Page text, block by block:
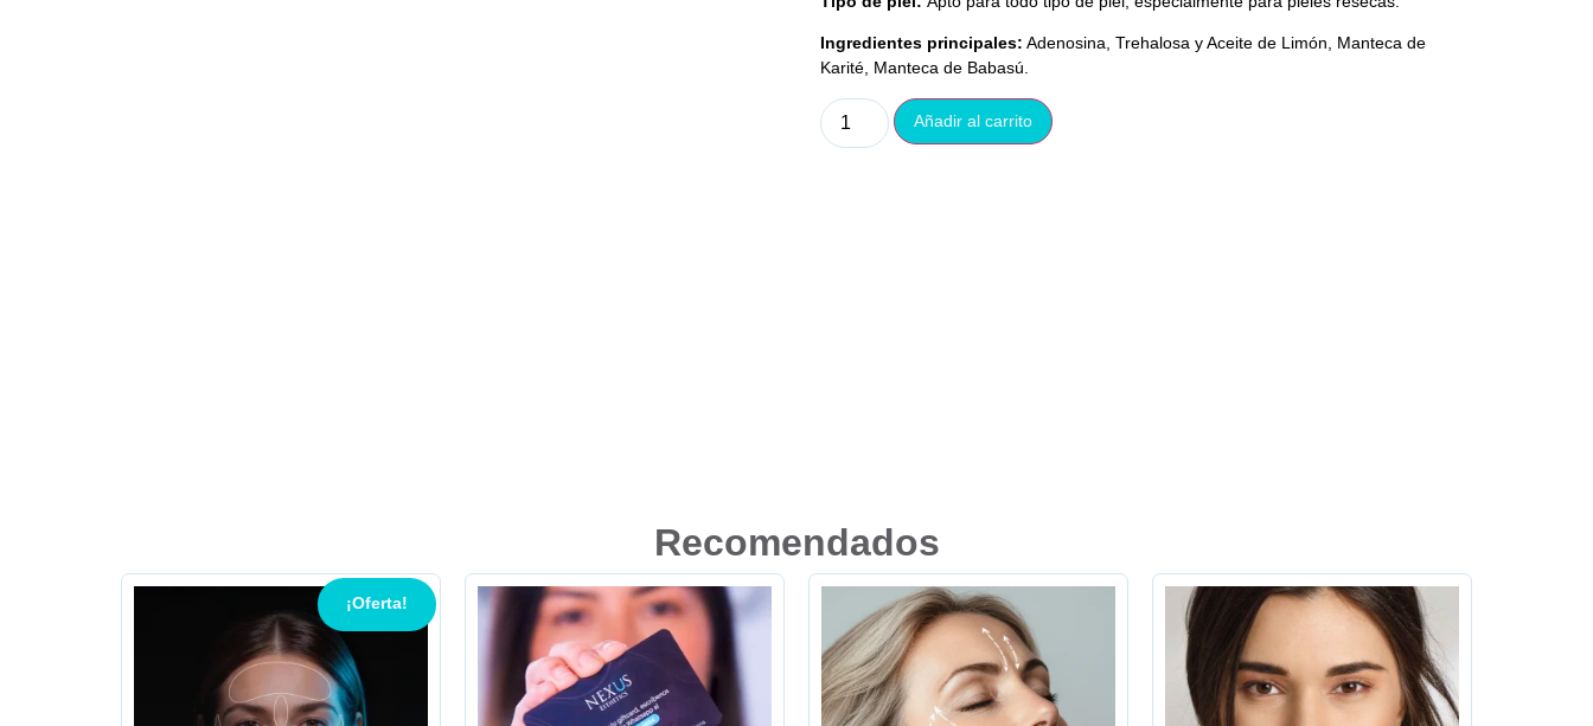
Ingredientes principales: Adenosina, Trehalosa y Aceite de Limón, Manteca de
Karité, Manteca de Babasú.
Añadir al carrito
Recomendados
¡Oferta!